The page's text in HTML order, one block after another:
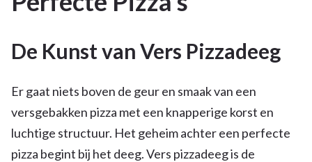
De Kunst van Vers Pizzadeeg
Er gaat niets boven de geur en smaak van een
versgebakken pizza met een knapperige korst en
luchtige structuur. Het geheim achter een perfecte
pizza begint bij het deeg. Vers pizzadeeg is de